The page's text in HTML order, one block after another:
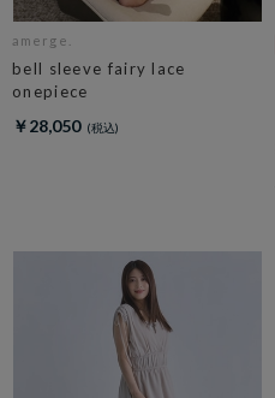
amerge.
bell sleeve fairy lace
onepiece
￥28,050